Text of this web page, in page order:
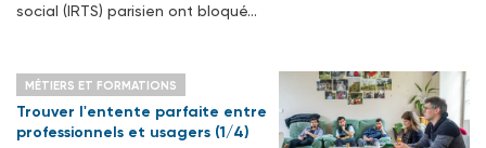
social (IRTS) parisien ont bloqué…
MÉTIERS ET FORMATIONS
Trouver l'entente parfaite entre
professionnels et usagers (1/4)